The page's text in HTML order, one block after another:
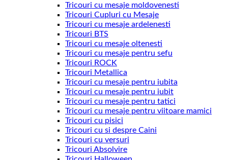
Tricouri cu mesaje moldovenesti
Tricouri Cupluri cu Mesaje
Tricouri cu mesaje ardelenesti
Tricouri BTS
Tricouri cu mesaje oltenesti
Tricouri cu mesaje pentru sefu
Tricouri ROCK
Tricouri Metallica
Tricouri cu mesaje pentru iubita
Tricouri cu mesaje pentru iubit
Tricouri cu mesaje pentru tatici
Tricouri cu mesaje pentru viitoare mamici
Tricouri cu pisici
Tricouri cu si despre Caini
Tricouri cu versuri
Tricouri Absolvire